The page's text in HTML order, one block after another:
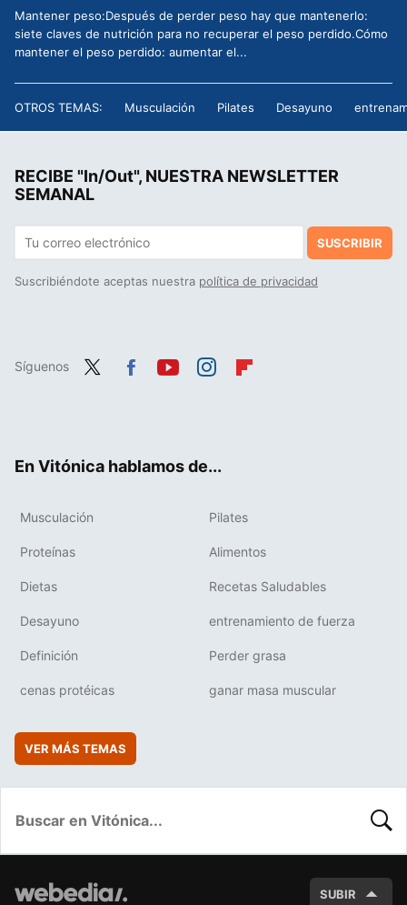
Mantener peso:Después de perder peso hay que mantenerlo:
siete claves de nutrición para no recuperar el peso perdido.Cómo
mantener el peso perdido: aumentar el...
OTROS TEMAS: Musculación Pilates Desayuno
RECIBE "In/Out", NUESTRA NEWSLETTER
SEMANAL
SUSCRIBIR
Suscribiéndote aceptas nuestra política de privacidad
Síguenos
En Vitónica hablamos de...
Musculación Pilates
Proteínas Alimentos
Dietas Recetas Saludables
Desayuno entrenamiento de fuerza
Definición Perder grasa
cenas protéicas ganar masa muscular
VER MÁS TEMAS
SUBIR